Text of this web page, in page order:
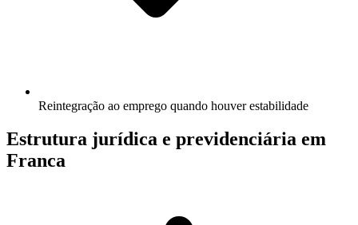
Reintegração ao emprego quando houver estabilidade
Estrutura jurídica e previdenciária em
Franca